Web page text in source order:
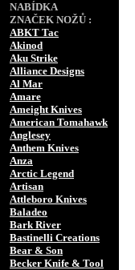
NABÍDKA
ZNAČEK NOŽŮ :
ABKT Tac
Akinod
Aku Strike
Alliance Designs
Al Mar
Amare
Ameight Knives
American Tomahawk
Anglesey
Anthem Knives
Anza
Arctic Legend
Artisan
Attleboro Knives
Baladeo
Bark River
Bastinelli Creations
Bear & Son
Becker Knife & Tool